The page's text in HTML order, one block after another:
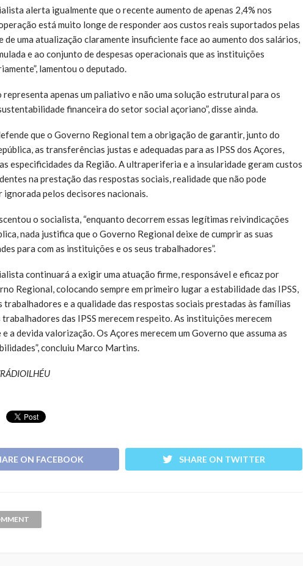
alerta igualmente que o recente aumento de apenas 2,4% nos
está muito longe de responder aos custos reais suportados pelas
de uma atualização claramente insuficiente face ao aumento dos salários,
e ao conjunto de despesas operacionais que as instituições
lamentou o deputado.
representa apenas um paliativo e não uma solução estrutural para os
financeira do setor social açoriano”, disse ainda.
que o Governo Regional tem a obrigação de garantir, junto do
as transferências justas e adequadas para as IPSS dos Açores,
especificidades da Região. A ultraperiferia e a insularidade geram custos
na prestação das respostas sociais, realidade que não pode
ignorada pelos decisores nacionais.
o socialista, “enquanto decorrem essas legítimas reivindicações
nada justifica que o Governo Regional deixe de cumprir as suas
para com as instituições e os seus trabalhadores”.
continuará a exigir uma atuação firme, responsável e eficaz por
Regional, colocando sempre em primeiro lugar a estabilidade das IPSS,
trabalhadores e a qualidade das respostas sociais prestadas às famílias
trabalhadores das IPSS merecem respeito. As instituições merecem
a devida valorização. Os Açores merecem um Governo que assuma as
concluiu Marco Martins.
ON FACEBOOK SHARE ON TWITTER